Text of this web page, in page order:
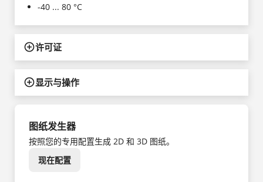
-40 ... 80 °C
许可证
显示与操作
图纸发生器
按照您的专用配置生成 2D 和 3D 图纸。
现在配置